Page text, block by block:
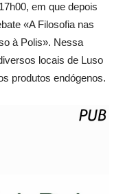
em que depois
«A Filosofia nas
à Polis». Nessa
locais de Luso
produtos endógenos.